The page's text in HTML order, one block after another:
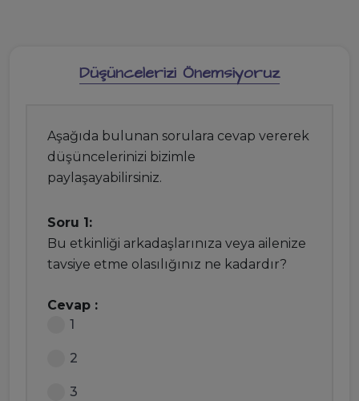
Düşüncelerizi Önemsiyoruz
Aşağıda bulunan sorulara cevap vererek
düşüncelerinizi bizimle
paylaşayabilirsiniz.
Soru 1:
Bu etkinliği arkadaşlarınıza veya ailenize
tavsiye etme olasılığınız ne kadardır?
Cevap :
1
2
3